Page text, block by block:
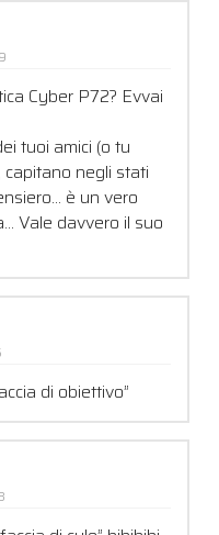
Cyber P72? Evvai
tuoi amici (o tu
negli stati
è un vero
Vale davvero il suo
di obiettivo”